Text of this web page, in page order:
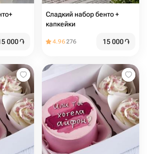
000֏
Сладкий набор бенто +
капкейки
4.96276 15 000֏